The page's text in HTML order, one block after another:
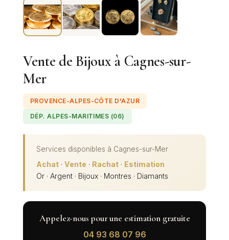
Vente de Bijoux à Cagnes-sur-
Mer
PROVENCE-ALPES-CÔTE D'AZUR
DÉP. ALPES-MARITIMES (06)
Services disponibles à Cagnes-sur-Mer
Achat· Vente · Rachat· Estimation
Or · Argent · Bijoux · Montres · Diamants
Appelez-nous pour une estimation gratuite
04 93 68 07 96